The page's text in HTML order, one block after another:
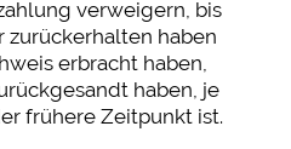
verweigern, bis
zurückerhalten haben
erbracht haben,
haben, je
frühere Zeitpunkt ist.